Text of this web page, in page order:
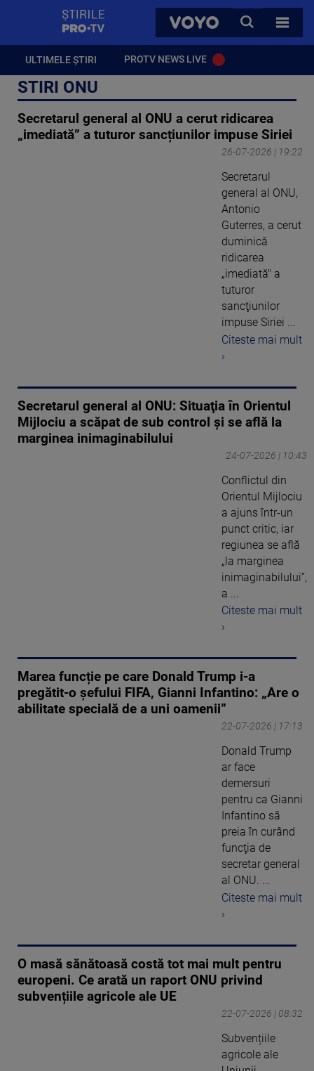
VOYO
CAUTA
TOATE
ULTIMELE ȘTIRI PROTV NEWS LIVE
STIRI ONU
Secretarul general al ONU a cerut ridicarea
„imediată” a tuturor sancțiunilor impuse Siriei
26-07-2026 | 19:22
Secretarul
general al ONU,
Antonio
Guterres, a cerut
duminică
ridicarea
„imediată" a
tuturor
sancţiunilor
impuse Siriei ...
Citeste mai mult
›
Secretarul general al ONU: Situaţia în Orientul
Mijlociu a scăpat de sub control şi se află la
marginea inimaginabilului
24-07-2026 | 10:43
Conflictul din
Orientul Mijlociu
a ajuns într-un
punct critic, iar
regiunea se află
„la marginea
inimaginabilului”,
a ...
Citeste mai mult
›
Marea funcție pe care Donald Trump i-a
pregătit-o șefului FIFA, Gianni Infantino: „Are o
abilitate specială de a uni oamenii”
22-07-2026 | 17:13
Donald Trump
ar face
demersuri
pentru ca Gianni
Infantino să
preia în curând
funcţia de
secretar general
al ONU. ...
Citeste mai mult
›
O masă sănătoasă costă tot mai mult pentru
europeni. Ce arată un raport ONU privind
subvențiile agricole ale UE
22-07-2026 | 08:32
Subvențiile
agricole ale